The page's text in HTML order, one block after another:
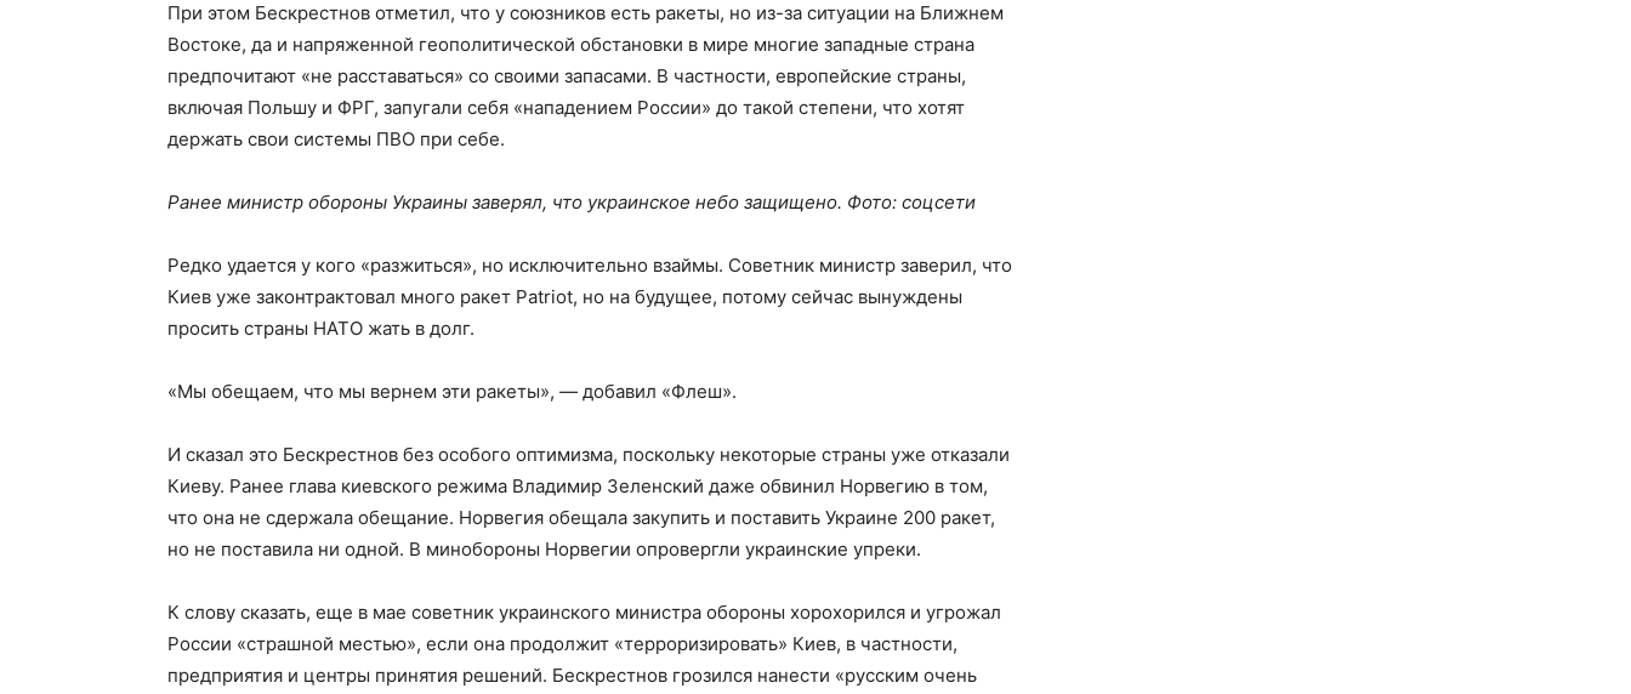
При этом Бескрестнов отметил, что у союзников есть ракеты, но из-за ситуации на Ближнем
Востоке, да и напряженной геополитической обстановки в мире многие западные страна
предпочитают «не расставаться» со своими запасами. В частности, европейские страны,
включая Польшу и ФРГ, запугали себя «нападением России» до такой степени, что хотят
держать свои системы ПВО при себе.
Ранее министр обороны Украины заверял, что украинское небо защищено. Фото: соцсети
Редко удается у кого «разжиться», но исключительно взаймы. Советник министр заверил, что
Киев уже законтрактовал много ракет Patriot, но на будущее, потому сейчас вынуждены
просить страны НАТО жать в долг.
«Мы обещаем, что мы вернем эти ракеты», — добавил «Флеш».
И сказал это Бескрестнов без особого оптимизма, поскольку некоторые страны уже отказали
Киеву. Ранее глава киевского режима Владимир Зеленский даже обвинил Норвегию в том,
что она не сдержала обещание. Норвегия обещала закупить и поставить Украине 200 ракет,
но не поставила ни одной. В минобороны Норвегии опровергли украинские упреки.
К слову сказать, еще в мае советник украинского министра обороны хорохорился и угрожал
России «страшной местью», если она продолжит «терроризировать» Киев, в частности,
предприятия и центры принятия решений. Бескрестнов грозился нанести «русским очень